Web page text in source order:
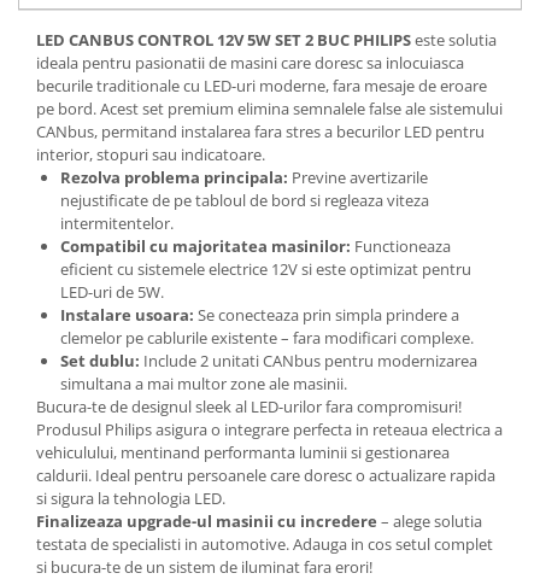
LED CANBUS CONTROL 12V 5W SET 2 BUC PHILIPSeste solutia
ideala pentru pasionatii de masini care doresc sa inlocuiasca
becurile traditionale cu LED-uri moderne, fara mesaje de eroare
pe bord. Acest set premium elimina semnalele false ale sistemului
CANbus, permitand instalarea fara stres a becurilor LED pentru
interior, stopuri sau indicatoare.
Rezolva problema principala: Previne avertizarile
nejustificate de pe tabloul de bord si regleaza viteza
intermitentelor.
Compatibil cu majoritatea masinilor: Functioneaza
eficient cu sistemele electrice 12V si este optimizat pentru
LED-uri de 5W.
Instalare usoara: Se conecteaza prin simpla prindere a
clemelor pe cablurile existente – fara modificari complexe.
Set dublu: Include 2 unitati CANbus pentru modernizarea
simultana a mai multor zone ale masinii.
Bucura-te de designul sleek al LED-urilor fara compromisuri!
Produsul Philips asigura o integrare perfecta in reteaua electrica a
vehiculului, mentinand performanta luminii si gestionarea
caldurii. Ideal pentru persoanele care doresc o actualizare rapida
si sigura la tehnologia LED.
Finalizeaza upgrade-ul masinii cu incredere – alege solutia
testata de specialisti in automotive. Adauga in cos setul complet
si bucura-te de un sistem de iluminat fara erori!